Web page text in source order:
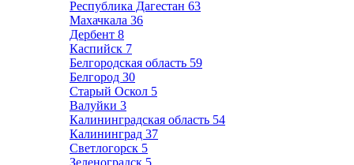
Республика Дагестан 63
Махачкала 36
Дербент 8
Каспийск 7
Белгородская область 59
Белгород 30
Старый Оскол 5
Валуйки 3
Калининградская область 54
Калининград 37
Светлогорск 5
Зеленоградск 5